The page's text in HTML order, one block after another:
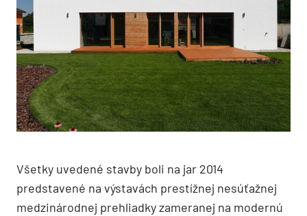
Všetky uvedené stavby boli na jar 2014
predstavené na výstavách prestížnej nesúťažnej
medzinárodnej prehliadky zameranej na modernú